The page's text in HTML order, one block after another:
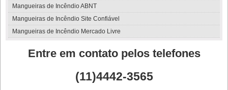
Mangueiras de Incêndio ABNT
Mangueiras de Incêndio Site Confiável
Mangueiras de Incêndio Mercado Livre
Entre em contato pelos telefones
(11)4442-3565